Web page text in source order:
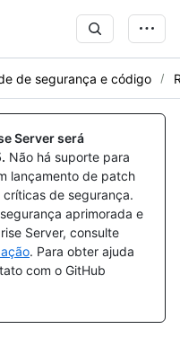
de segurança e código
Server será
. Não há suporte para
lançamento de patch
de segurança.
aprimorada e
Server, consulte
. Para obter ajuda
com o GitHub